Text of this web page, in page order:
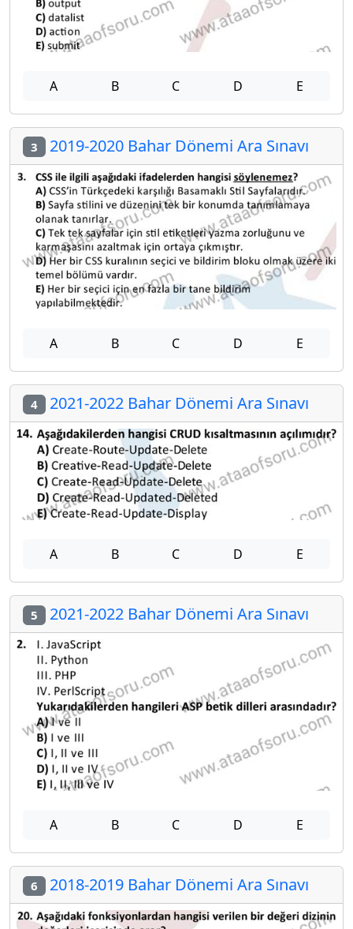
A B C D E
3 2019-2020 Bahar Dönemi Ara Sınavı
A B C D E
4 2021-2022 Bahar Dönemi Ara Sınavı
A B C D E
5 2021-2022 Bahar Dönemi Ara Sınavı
A B C D E
6 2018-2019 Bahar Dönemi Ara Sınavı